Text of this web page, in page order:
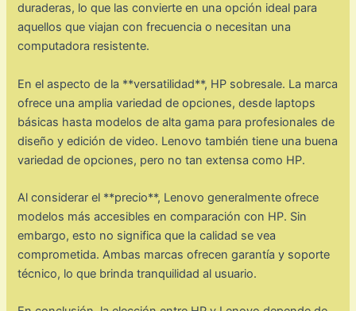
duraderas, lo que las convierte en una opción ideal para
aquellos que viajan con frecuencia o necesitan una
computadora resistente.
En el aspecto de la **versatilidad**, HP sobresale. La marca
ofrece una amplia variedad de opciones, desde laptops
básicas hasta modelos de alta gama para profesionales de
diseño y edición de video. Lenovo también tiene una buena
variedad de opciones, pero no tan extensa como HP.
Al considerar el **precio**, Lenovo generalmente ofrece
modelos más accesibles en comparación con HP. Sin
embargo, esto no significa que la calidad se vea
comprometida. Ambas marcas ofrecen garantía y soporte
técnico, lo que brinda tranquilidad al usuario.